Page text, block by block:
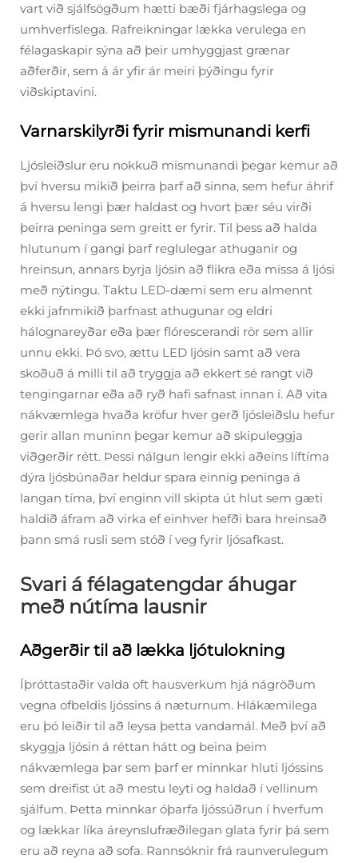
vart við sjálfsögðum hætti bæði fjárhagslega og
umhverfislega. Rafreikningar lækka verulega en
félagaskapir sýna að þeir umhyggjast grænar
aðferðir, sem á ár yfir ár meiri þýðingu fyrir
viðskiptavini.
Varnarskilyrði fyrir mismunandi kerfi
Ljósleiðslur eru nokkuð mismunandi þegar kemur að
því hversu mikið þeirra þarf að sinna, sem hefur áhrif
á hversu lengi þær haldast og hvort þær séu virði
þeirra peninga sem greitt er fyrir. Til þess að halda
hlutunum í gangi þarf reglulegar athuganir og
hreinsun, annars byrja ljósin að flikra eða missa á ljósi
með nýtingu. Taktu LED-dæmi sem eru almennt
ekki jafnmikið þarfnast athugunar og eldri
hálognareyðar eða þær flórescerandi rör sem allir
unnu ekki. Þó svo, ættu LED ljósin samt að vera
skoðuð á milli til að tryggja að ekkert sé rangt við
tengingarnar eða að ryð hafi safnast innan í. Að vita
nákvæmlega hvaða kröfur hver gerð ljósleiðslu hefur
gerir allan muninn þegar kemur að skipuleggja
viðgerðir rétt. Þessi nálgun lengir ekki aðeins líftíma
dýra ljósbúnaðar heldur spara einnig peninga á
langan tíma, því enginn vill skipta út hlut sem gæti
haldið áfram að virka ef einhver hefði bara hreinsað
þann smá rusli sem stóð í veg fyrir ljósafkast.
Svari á félagatengdar áhugar
með nútíma lausnir
Aðgerðir til að lækka ljótulokning
Íþróttastaðir valda oft hausverkum hjá nágröðum
vegna ofbeldis ljóssins á næturnum. Hlákæmilega
eru þó leiðir til að leysa þetta vandamál. Með því að
skyggja ljósin á réttan hátt og beina þeim
nákvæmlega þar sem þarf er minnkar hluti ljóssins
sem dreifist út að mestu leyti og haldað í vellinum
sjálfum. Þetta minnkar óþarfa ljóssúðrun í hverfum
og lækkar líka áreynslufræðilegan glata fyrir þá sem
eru að reyna að sofa. Rannsóknir frá raunverulegum